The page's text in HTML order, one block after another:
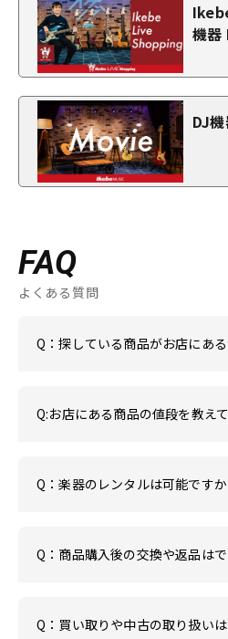
機器
DJ
FAQ
よくある質問
Q：探している商品がお店にあ
Q:お店にある商品の値段を教え
Q：楽器のレンタルは可能ですか
Q：商品購入後の交換や返品は
Q：買い取りや中古の取り扱い